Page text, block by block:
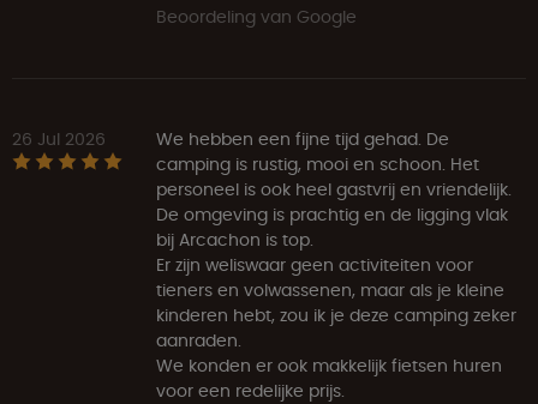
Beoordeling van Google
26 Jul 2026
We hebben een fijne tijd gehad. De
camping is rustig, mooi en schoon. Het
personeel is ook heel gastvrij en vriendelijk.
De omgeving is prachtig en de ligging vlak
bij Arcachon is top.
Er zijn weliswaar geen activiteiten voor
tieners en volwassenen, maar als je kleine
kinderen hebt, zou ik je deze camping zeker
aanraden.
We konden er ook makkelijk fietsen huren
voor een redelijke prijs.